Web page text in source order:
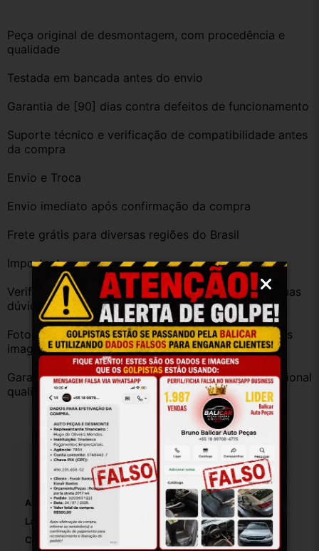
Peça original de desmontagem, com procedência e
qualidade
Testada em bancada antes do envio
Garantia de [90] dias contra defeitos de funcionamento
Suporte técnico e verificação de compatibilidade antes
da compra
Envio e Troca
Envio imediato após confirmação da compra
Frete grátis para diversas regiões do Brasil
Importante
Verifique a compatibilidade com seu veículo. Tire suas
dúvidas no campo de perguntas!
Fotos reais do produto. Peça exatamente igual à das
imagens.
Garantia válida somente com instalação por profissional
qualificado.
Especificações
Altura Da Embalagem:
Largura Da Embalagem:
Comprimento Da Embalagem: